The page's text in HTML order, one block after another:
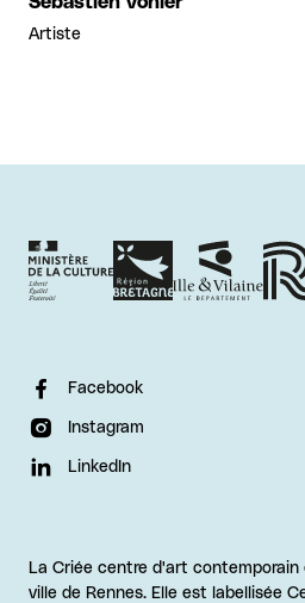
Artiste
Facebook
Instagram
LinkedIn
La Criée centre d'art
ville de Rennes. Elle est labellisée